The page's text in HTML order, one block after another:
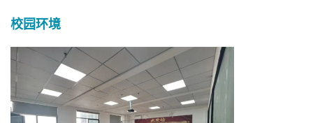
校园环境